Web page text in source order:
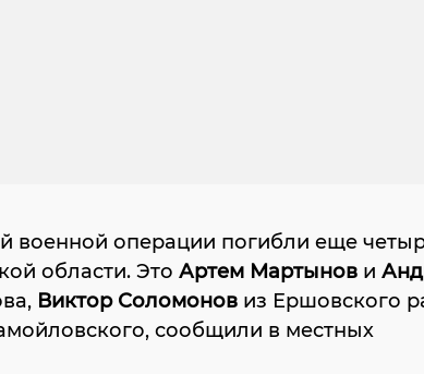
военной операции погибли еще
области. Это Артем Мартынов и
Виктор Соломонов из Ершовского
сообщили в местных